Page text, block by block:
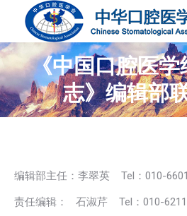
《中国口腔医学
志》编辑部
编辑部主任：李翠英 Tel：010-
责任编辑： 石淑芹 Tel：010-